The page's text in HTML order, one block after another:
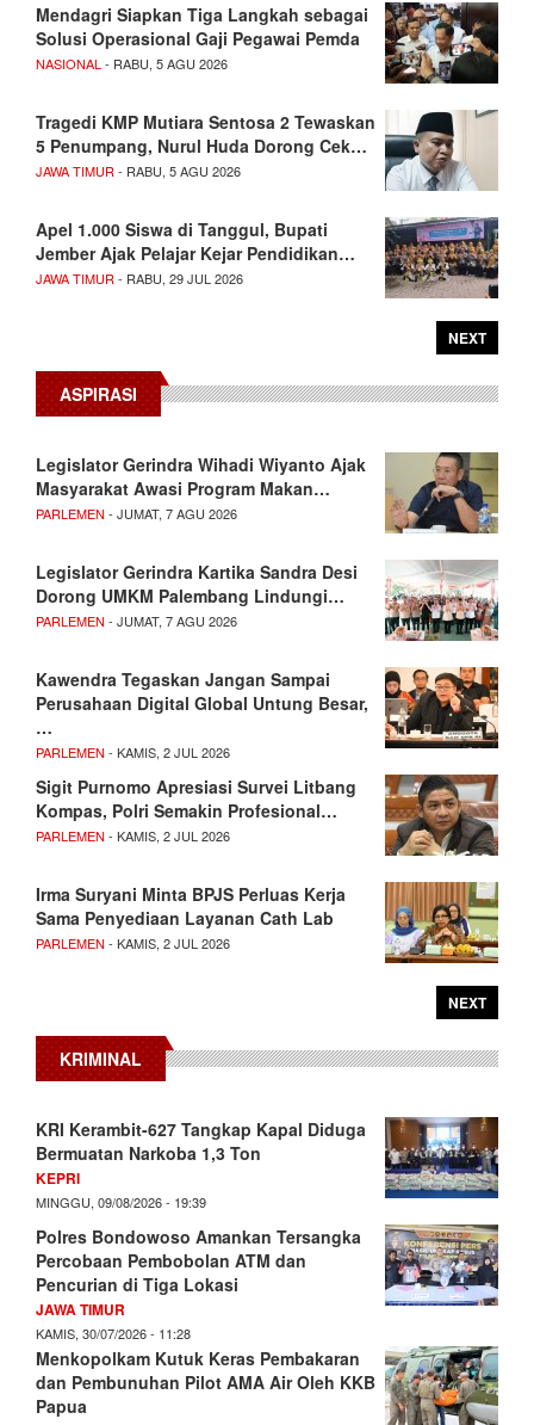
Mendagri Siapkan Tiga Langkah sebagai
Solusi Operasional Gaji Pegawai Pemda
NASIONAL - RABU, 5 AGU 2026
Tragedi KMP Mutiara Sentosa 2 Tewaskan
5 Penumpang, Nurul Huda Dorong Cek…
JAWA TIMUR - RABU, 5 AGU 2026
Apel 1.000 Siswa di Tanggul, Bupati
Jember Ajak Pelajar Kejar Pendidikan…
JAWA TIMUR - RABU, 29 JUL 2026
NEXT
ASPIRASI
Legislator Gerindra Wihadi Wiyanto Ajak
Masyarakat Awasi Program Makan…
PARLEMEN - JUMAT, 7 AGU 2026
Legislator Gerindra Kartika Sandra Desi
Dorong UMKM Palembang Lindungi…
PARLEMEN - JUMAT, 7 AGU 2026
Kawendra Tegaskan Jangan Sampai
Perusahaan Digital Global Untung Besar,
…
PARLEMEN - KAMIS, 2 JUL 2026
Sigit Purnomo Apresiasi Survei Litbang
Kompas, Polri Semakin Profesional…
PARLEMEN - KAMIS, 2 JUL 2026
Irma Suryani Minta BPJS Perluas Kerja
Sama Penyediaan Layanan Cath Lab
PARLEMEN - KAMIS, 2 JUL 2026
NEXT
KRIMINAL
KRI Kerambit-627 Tangkap Kapal Diduga
Bermuatan Narkoba 1,3 Ton
KEPRI
MINGGU, 09/08/2026 - 19:39
Polres Bondowoso Amankan Tersangka
Percobaan Pembobolan ATM dan
Pencurian di Tiga Lokasi
JAWA TIMUR
KAMIS, 30/07/2026 - 11:28
Menkopolkam Kutuk Keras Pembakaran
dan Pembunuhan Pilot AMA Air Oleh KKB
Papua